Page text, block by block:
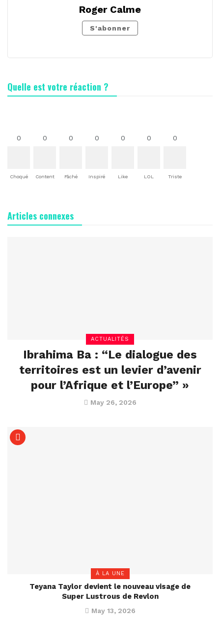
Roger Calme
S'abonner
Quelle est votre réaction ?
0
Choqué
0
Content
0
Fâché
0
Inspiré
0
Like
0
LOL
0
Triste
Articles connexes
ACTUALITÉS
Ibrahima Ba : “Le dialogue des
territoires est un levier d’avenir
pour l’Afrique et l’Europe” »
May 26, 2026
À LA UNE
Teyana Taylor devient le nouveau visage de
Super Lustrous de Revlon
May 13, 2026